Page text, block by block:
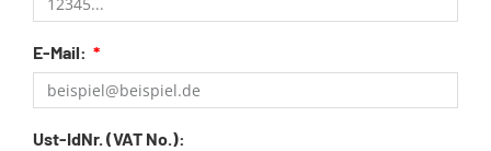
E-Mail:
Ust-IdNr. (VAT No.):